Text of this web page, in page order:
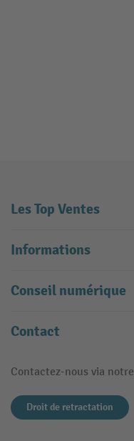
Les Top Ventes
Informations
Conseil numérique
Contact
Contactez-nous via notre
Droit de retractation